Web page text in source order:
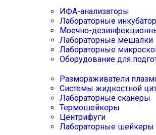
ИФА-анализаторы
Лабораторные
Моечно-
Лабораторные мешалки
Лабораторные
Оборудование для
Размораживатели
Системы жидкостной
Лабораторные сканеры
Термошейкеры
Центрифуги
Лабораторные шейкеры